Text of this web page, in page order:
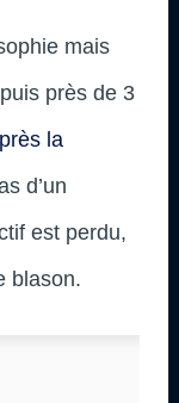
mais
près de 3
la
d’un
est perdu,
blason.